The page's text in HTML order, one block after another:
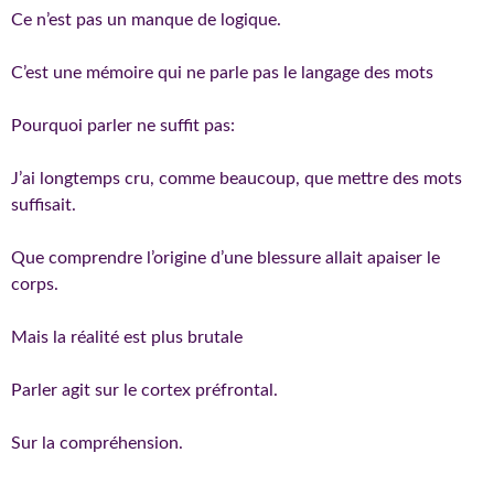
Ce n’est pas un manque de logique.
C’est une mémoire qui ne parle pas le langage des mots
Pourquoi parler ne suffit pas:
J’ai longtemps cru, comme beaucoup, que mettre des mots
suffisait.
Que comprendre l’origine d’une blessure allait apaiser le
corps.
Mais la réalité est plus brutale
Parler agit sur le cortex préfrontal.
Sur la compréhension.